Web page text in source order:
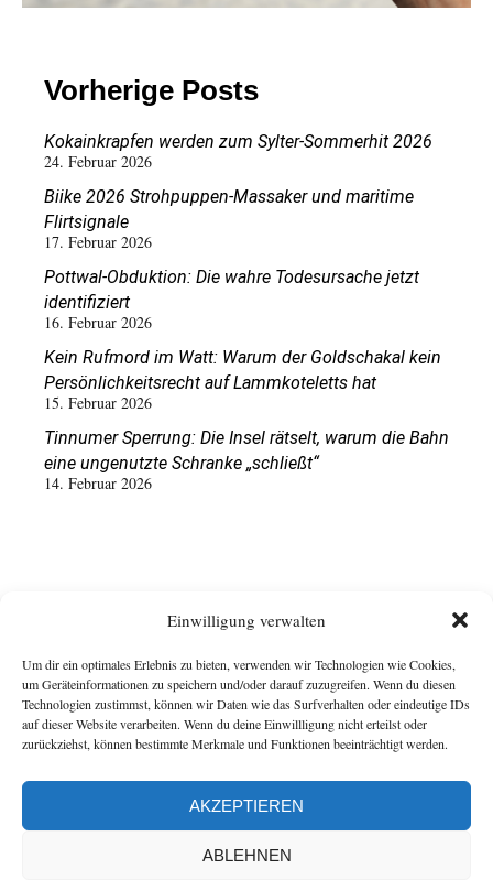
Einwilligung verwalten
Um dir ein optimales Erlebnis zu bieten, verwenden wir Technologien wie Cookies,
um Geräteinformationen zu speichern und/oder darauf zuzugreifen. Wenn du diesen
Technologien zustimmst, können wir Daten wie das Surfverhalten oder eindeutige IDs
auf dieser Website verarbeiten. Wenn du deine Einwillligung nicht erteilst oder
zurückziehst, können bestimmte Merkmale und Funktionen beeinträchtigt werden.
AKZEPTIEREN
ABLEHNEN
Vorherige Posts
Kokainkrapfen werden zum Sylter-Sommerhit 2026
24. Februar 2026
Biike 2026 Strohpuppen-Massaker und maritime
Flirtsignale
17. Februar 2026
Pottwal-Obduktion: Die wahre Todesursache jetzt
identifiziert
16. Februar 2026
Kein Rufmord im Watt: Warum der Goldschakal kein
Persönlichkeitsrecht auf Lammkoteletts hat
15. Februar 2026
Tinnumer Sperrung: Die Insel rätselt, warum die Bahn
eine ungenutzte Schranke „schließt“
14. Februar 2026